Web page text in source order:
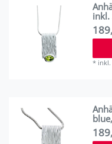
inkl.
* inkl.